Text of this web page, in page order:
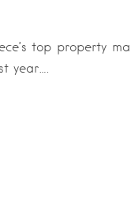
top property
year….